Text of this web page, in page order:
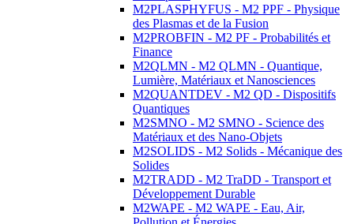
M2PLASPHYFUS - M2 PPF - Physique
des Plasmas et de la Fusion
M2PROBFIN - M2 PF - Probabilités et
Finance
M2QLMN - M2 QLMN - Quantique,
Lumière, Matériaux et Nanosciences
M2QUANTDEV - M2 QD - Dispositifs
Quantiques
M2SMNO - M2 SMNO - Science des
Matériaux et des Nano-Objets
M2SOLIDS - M2 Solids - Mécanique des
Solides
M2TRADD - M2 TraDD - Transport et
Développement Durable
M2WAPE - M2 WAPE - Eau, Air,